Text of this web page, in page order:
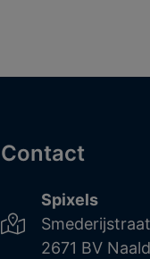
Contact
Spixels
2671 BV